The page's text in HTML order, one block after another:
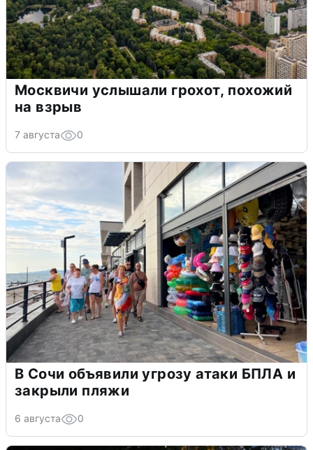
Москвичи услышали грохот, похожий
на взрыв
7 августа 0
В Сочи объявили угрозу атаки БПЛА и
закрыли пляжи
6 августа 0